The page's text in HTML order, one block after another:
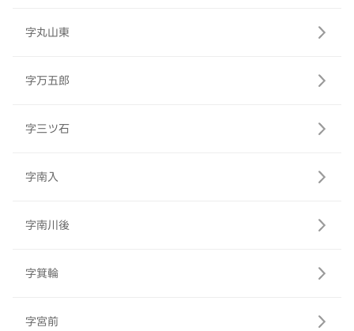
字丸山東
字万五郎
字三ツ石
字南入
字南川後
字箕輪
字宮前